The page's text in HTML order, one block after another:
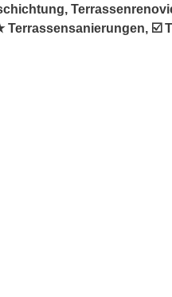
Terrassensanierungen, ☑️